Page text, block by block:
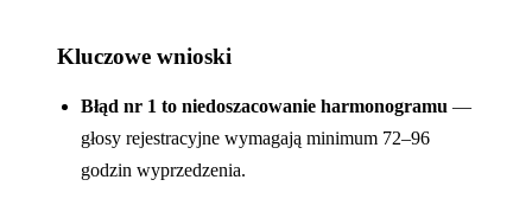
Kluczowe wnioski
Błąd nr 1 to niedoszacowanie harmonogramu —
głosy rejestracyjne wymagają minimum 72–96
godzin wyprzedzenia.